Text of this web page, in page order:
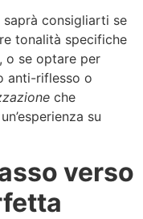
consigliarti se
tonalità specifiche
o se optare per
anti-riflesso o
che
su
verso